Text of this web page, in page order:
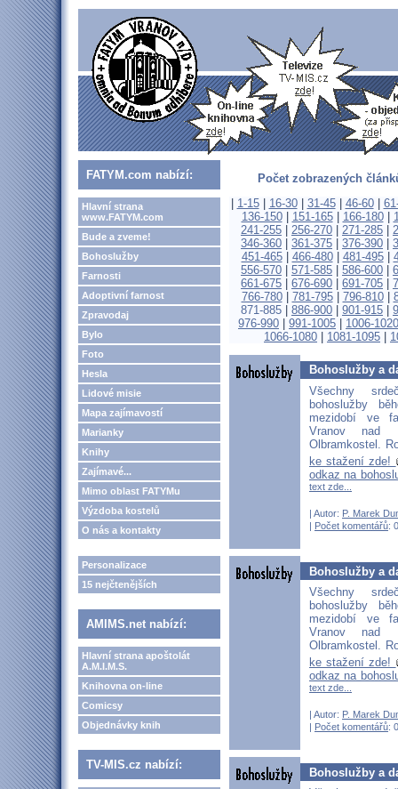
FATYM.com nabízí:
Hlavní strana
www.FATYM.com
Bude a zveme!
Bohoslužby
Farnosti
Adoptivní farnost
Zpravodaj
Bylo
Foto
Hesla
Lidové misie
Mapa zajímavostí
Marianky
Knihy
Zajímavé...
Mimo oblast FATYMu
Výzdoba kostelů
O nás a kontakty
Personalizace
15 nejčtenějších
AMIMS.net nabízí:
Hlavní strana apoštolát
A.M.I.M.S.
Knihovna on-line
Comicsy
Objednávky knih
TV-MIS.cz nabízí:
Počet zobrazených
1-15| 16-30| 31-45| 46-60|
136-150| 151-165| 166-180|
241-255
256-270 271-285
346-360
361-375 376-390
451-465| 466-480| 481-495|
556-570
571-585 586-600
661-675
676-690 691-705
766-780| 781-795| 796-810|
871-885
886-900 901-915
976-990
991-1005
1006-1020
1066-1080
1081-1095
Bohoslužby a
Všechny
bohoslužby
mezidobí ve
Vranov nad
Olbramkostel.
ke stažení zde!
odkaz na
text zde...
| Autor: P. Marek
| Počet komentářů:
Bohoslužby a
Všechny
bohoslužby
mezidobí ve
Vranov nad
Olbramkostel.
ke stažení zde!
odkaz na
text zde...
| Autor: P. Marek
| Počet komentářů:
Bohoslužby a